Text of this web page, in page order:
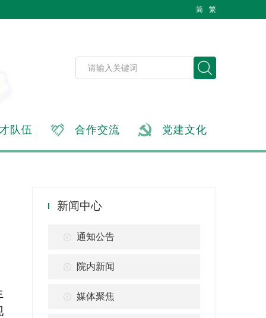
繁
简
队伍 合作交流 党建文化
新闻中心
通知公告
院内新闻
媒体聚焦